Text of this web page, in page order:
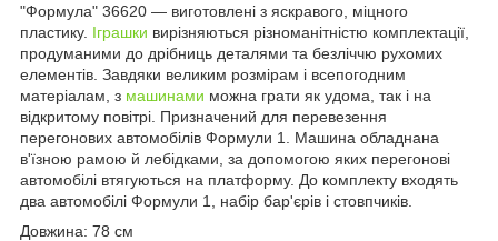
"Формула" 36620 — виготовлені з яскравого, міцного
пластику. Іграшки вирізняються різноманітністю комплектації,
продуманими до дрібниць деталями та безліччю рухомих
елементів. Завдяки великим розмірам і всепогодним
матеріалам, з машинами можна грати як удома, так і на
відкритому повітрі. Призначений для перевезення
перегонових автомобілів Формули 1. Машина обладнана
в'їзною рамою й лебідками, за допомогою яких перегонові
автомобілі втягуються на платформу. До комплекту входять
два автомобілі Формули 1, набір бар'єрів і стовпчиків.
Довжина: 78 см